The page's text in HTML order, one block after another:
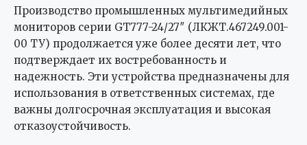
Производство промышленных мультимедийных
мониторов серии GT777-24/27″ (ЛКЖТ.467249.001-
00 ТУ) продолжается уже более десяти лет, что
подтверждает их востребованность и
надежность. Эти устройства предназначены для
использования в ответственных системах, где
важны долгосрочная эксплуатация и высокая
отказоустойчивость.